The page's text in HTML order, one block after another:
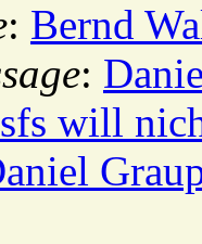
: Bernd
:
will